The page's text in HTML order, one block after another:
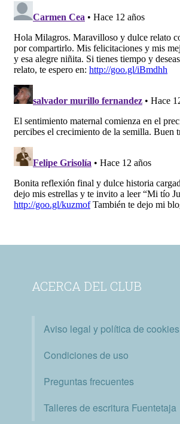
ACERCA DEL CLUB
Aviso legal y política de cookies
Condiciones de uso
Preguntas frecuentes
Talleres de escritura Fuentetaja